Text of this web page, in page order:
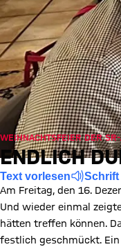
WEIHNACHTSFEIER DER
ENDLICH
Text vorlesen Schrift
Am Freitag, den 16.
Und wieder einmal
hätten treffen können.
festlich geschmückt. Ein